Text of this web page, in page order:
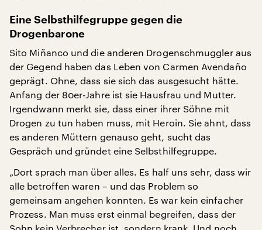
Eine Selbsthilfegruppe gegen die
Drogenbarone
Sito Miñanco und die anderen Drogenschmuggler aus
der Gegend haben das Leben von Carmen Avendaño
geprägt. Ohne, dass sie sich das ausgesucht hätte.
Anfang der 80er-Jahre ist sie Hausfrau und Mutter.
Irgendwann merkt sie, dass einer ihrer Söhne mit
Drogen zu tun haben muss, mit Heroin. Sie ahnt, dass
es anderen Müttern genauso geht, sucht das
Gespräch und gründet eine Selbsthilfegruppe.
„Dort sprach man über alles. Es half uns sehr, dass wir
alle betroffen waren – und das Problem so
gemeinsam angehen konnten. Es war kein einfacher
Prozess. Man muss erst einmal begreifen, dass der